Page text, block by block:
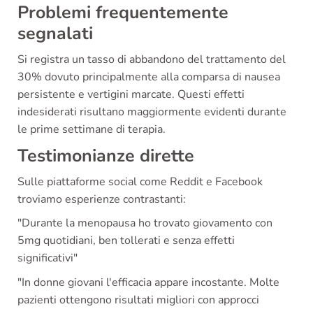
Problemi frequentemente
segnalati
Si registra un tasso di abbandono del trattamento del
30% dovuto principalmente alla comparsa di nausea
persistente e vertigini marcate. Questi effetti
indesiderati risultano maggiormente evidenti durante
le prime settimane di terapia.
Testimonianze dirette
Sulle piattaforme social come Reddit e Facebook
troviamo esperienze contrastanti:
"Durante la menopausa ho trovato giovamento con
5mg quotidiani, ben tollerati e senza effetti
significativi"
"In donne giovani l'efficacia appare incostante. Molte
pazienti ottengono risultati migliori con approcci